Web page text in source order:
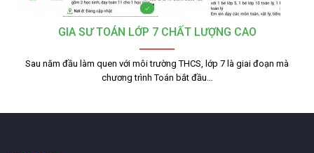
GIA SƯ TOÁN LỚP 7 CHẤT LƯỢNG CAO
Sau năm đầu làm quen với môi trường THCS, lớp 7 là giai đoạn mà
chương trình Toán bắt đầu…